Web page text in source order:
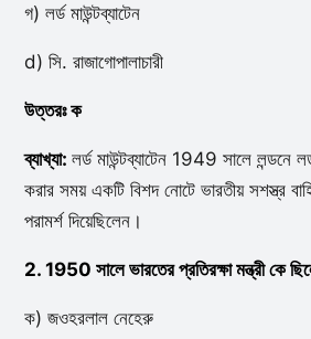
গ) লর্ড মাউন্টব্যাটেন
d) সি. রাজাগোপালাচারী
উত্তরঃ ক
ব্যাখ্যা: লর্ড মাউন্টব্যাটেন 1949 সালে লন্ডনে
করার সময় একটি বিশদ নোটে ভারতীয় সশস্ত্র
পরামর্শ দিয়েছিলেন।
2. 1950 সালে ভারতের প্রতিরক্ষা মন্ত্রী কে
ক) জওহরলাল নেহেরু